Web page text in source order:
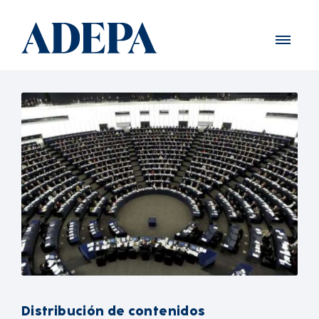
Distribución de contenidos